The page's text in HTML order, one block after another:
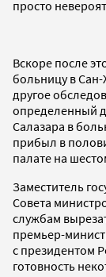
просто
Вскоре после
больницу в
другое
определенный
Салазара в
прибыл в
палате на
Заместитель
Совета
службам
премьер-
с президентом
готовность